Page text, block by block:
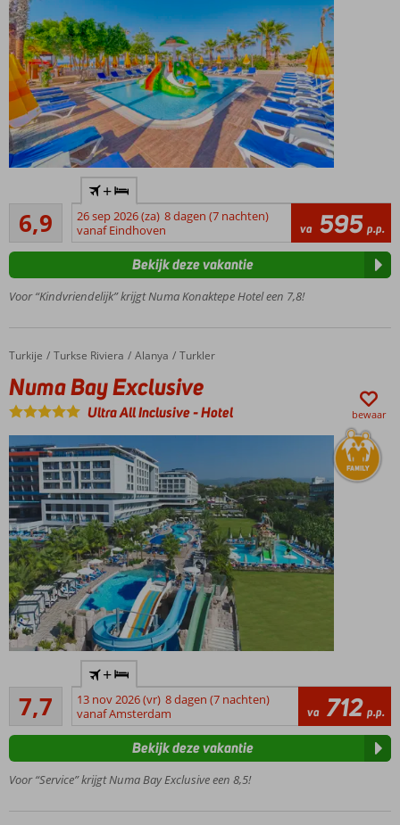
Geweldig
familiehotel
Gratis
shuttle
naar het
Zwembad
glijbanen
Op
van Konakli
Entertainment
oud
6,9Ruim voldoende
19
beoordelingen
+
26 sep 2026 (za) 8 dagen (7 nachten)
vanaf Eindhoven
va 595 p.p.
Voor “Kindvriendelijk” krijgt Numa Konaktepe Hotel een 7,8!
Bekijk deze vakantie
Home
Turkije Turkse Riviera Alanya Turkler
Numa Bay Exclusive
Numa Bay Exclusive
Ultra All Inclusive-Hotel bewaar
Direct aan
privéstrand
Aquapark
met
Meerdere
en bars
7,7
Goed
13
beoordelingen
+
13 nov 2026 (vr) 8 dagen (7 nachten)
vanaf Amsterdam
va 712 p.p.
Voor “Service” krijgt Numa Bay Exclusive een 8,5!
Bekijk deze vakantie